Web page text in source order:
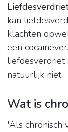
kan
klachten
een
liefdesverdriet
natuurlijk niet.
Wat is
'Als chronisch